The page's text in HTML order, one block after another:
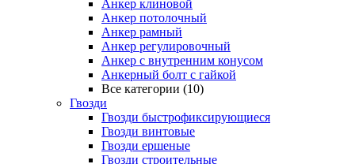
Анкер клиновой
Анкер потолочный
Анкер рамный
Анкер регулировочный
Анкер с внутренним конусом
Анкерный болт с гайкой
Все категории (10)
Гвозди
Гвозди быстрофиксирующиеся
Гвозди винтовые
Гвозди ершеные
Гвозди строительные